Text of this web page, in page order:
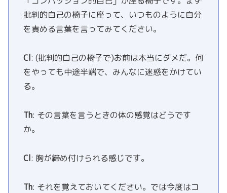
批判的自己の椅子に座って、いつものように自分
を責める言葉を言ってみてください。
Cl: (批判的自己の椅子で)お前は本当にダメだ。何
をやっても中途半端で、みんなに迷惑をかけてい
る。
Th: その言葉を言うときの体の感覚はどうです
か。
Cl: 胸が締め付けられる感じです。
Th: それを覚えておいてください。では今度はコ